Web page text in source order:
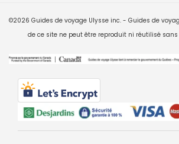
©2026 Guides de voyage Ulysse inc. - Guides de
de ce site ne peut être reproduit ni réutilisé